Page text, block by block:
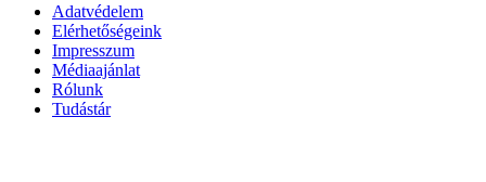
Adatvédelem
Elérhetőségeink
Impresszum
Médiaajánlat
Rólunk
Tudástár